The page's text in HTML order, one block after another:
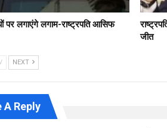
पर लगाएंगे लगाम-राष्ट्रपति आसिफ
जीत
NEXT
A Reply